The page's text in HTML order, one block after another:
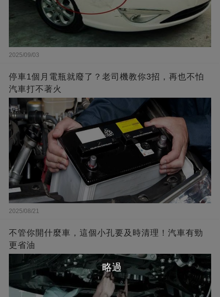
2025/09/03
停車1個月電瓶就廢了？老司機教你3招，再也不怕
汽車打不著火
2025/08/21
不管你開什麼車，這個小孔要及時清理！汽車有勁
更省油
略過